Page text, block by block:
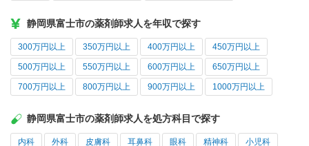
静岡県富士市の薬剤師求人を年収で探す
300万円以上 350万円以上 400万円以上 450万円以上
500万円以上 550万円以上 600万円以上 650万円以上
700万円以上 800万円以上 900万円以上 1000万円以上
静岡県富士市の薬剤師求人を処方科目で探す
内科 外科 皮膚科 耳鼻科 眼科 精神科 小児科